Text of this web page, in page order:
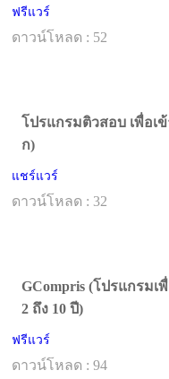
ฟรีแวร์
ดาวน์โหลด : 52
โปรแกรมติวสอบ เพื่อเ
ก)
แชร์แวร์
ดาวน์โหลด : 32
GCompris (โปรแกรมเ
2 ถึง 10 ปี)
ฟรีแวร์
ดาวน์โหลด : 94